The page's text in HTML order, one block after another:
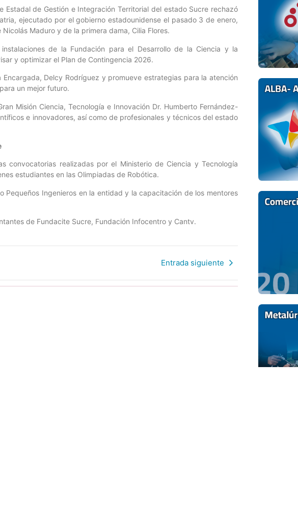
Estadal de Gestión e Integración Territorial del estado Sucre rechazó
ejecutado por el gobierno estadounidense el pasado 3 de enero,
Maduro y de la primera dama, Cilia Flores.
de la Fundación para el Desarrollo de la Ciencia y la
y optimizar el Plan de Contingencia 2026.
Delcy Rodríguez y promueve estrategias para la atención
un mejor futuro.
Misión Ciencia, Tecnología e Innovación Dr. Humberto Fernández-
e innovadores, así como de profesionales y técnicos del estado
convocatorias realizadas por el Ministerio de Ciencia y Tecnología
estudiantes en las Olimpiadas de Robótica.
Pequeños Ingenieros en la entidad y la capacitación de los mentores
de Fundacite Sucre, Fundación Infocentro y Cantv.
Entrada siguiente